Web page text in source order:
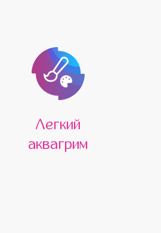
Легкий
аквагрим